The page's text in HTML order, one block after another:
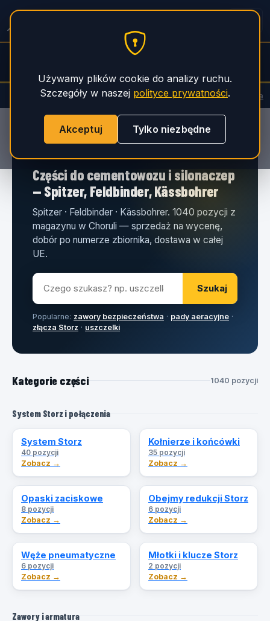
Wszystkie System Storz i połączenia Zawory i armatura
PHS Magnum›Części zamienne
Części do cementowozu i silonaczep
— Spitzer, Feldbinder, Kässbohrer
Spitzer · Feldbinder · Kässbohrer. 1040 pozycji z
magazynu w Choruli — sprzedaż na wycenę,
dobór po numerze zbiornika, dostawa w całej
UE.
Szukaj
Popularne: zawory bezpieczeństwa · pady aeracyjne ·
złącza Storz · uszczelki
Kategorie części 1040 pozycji
System Storz i połączenia
System Storz
40 pozycji
Zobacz →
Kołnierze i końcówki
35 pozycji
Zobacz →
Opaski zaciskowe
8 pozycji
Zobacz →
Obejmy redukcji Storz
6 pozycji
Zobacz →
Węże pneumatyczne
6 pozycji
Zobacz →
Młotki i klucze Storz
2 pozycji
Zobacz →
Zawory i armatura
Używamy plików cookie do analizy ruchu.
Szczegóły w naszej polityce prywatności.
Akceptuj Tylko niezbędne